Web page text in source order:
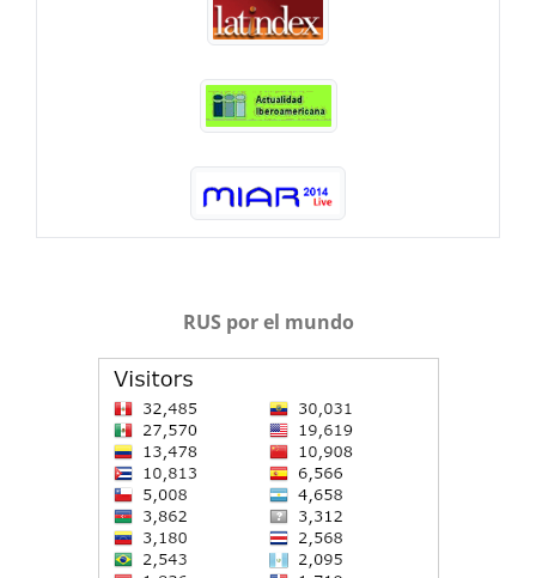
RUS por el mundo